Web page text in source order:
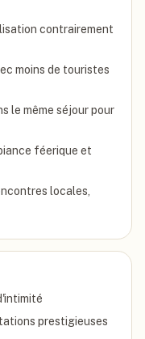
contrairement
moins de touristes
le même séjour pour
féerique et
locales,
prestigieuses